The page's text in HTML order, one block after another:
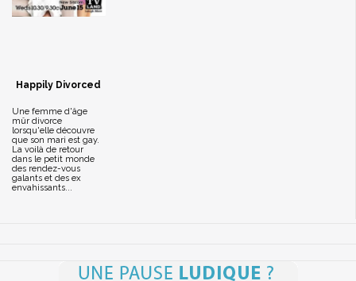
Happily Divorced
Une femme d'âge
mûr divorce
lorsqu'elle découvre
que son mari est gay.
La voilà de retour
dans le petit monde
des rendez-vous
galants et des ex
envahissants...